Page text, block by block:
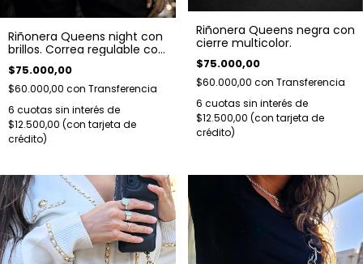
Riñonera Queens night con
brillos. Correa regulable con
hebilla.
$75.000,00
$60.000,00 con Transferencia
6 cuotas sin interés de
$12.500,00
Riñonera Queens negra con
cierre multicolor.
$75.000,00
$60.000,00 con Transferencia
6 cuotas sin interés de
$12.500,00